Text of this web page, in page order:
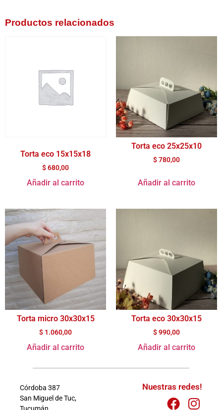
Productos relacionados
Torta eco 15x15x18
$680,00
Añadir al carrito
Torta eco 25x25x10
$780,00
Añadir al carrito
Torta micro 30x30x15
$ 1.060,00
Añadir al carrito
Torta eco 30x30x15
$990,00
Añadir al carrito
Córdoba 387
San Miguel de Tuc,
Tucumán
Nuestras redes!